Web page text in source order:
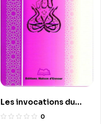
Les invocations du
musulman0